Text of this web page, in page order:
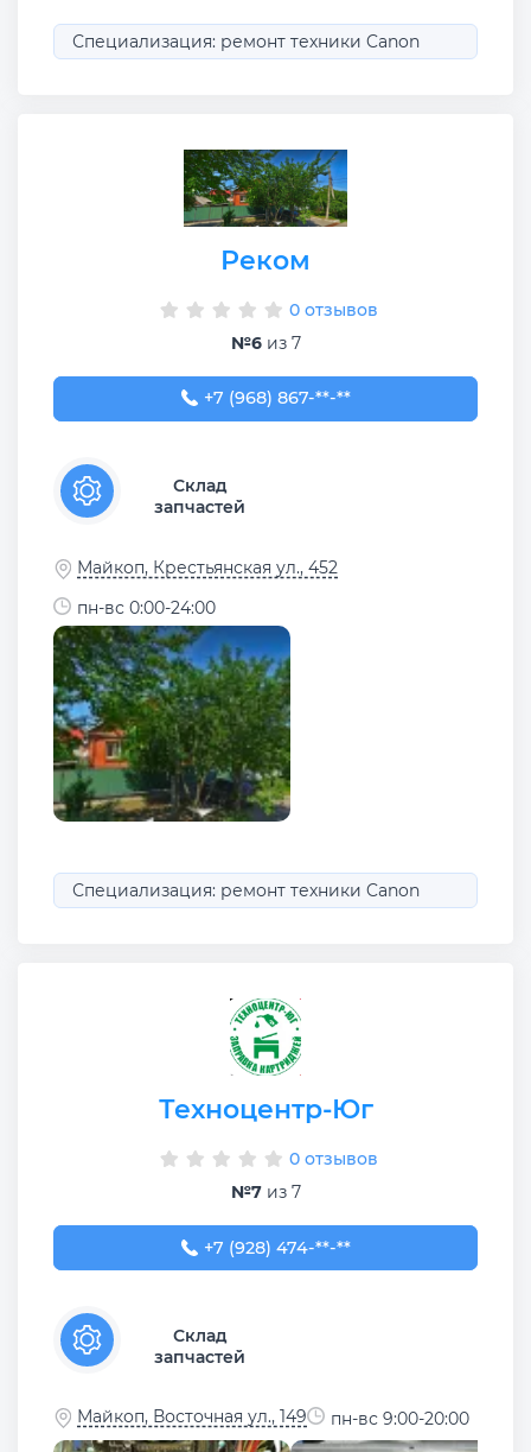
Специализация: ремонт техники Canon
Реком
0 отзывов
№6из 7
+7 (968) 867-67-93
+7 (968) 867-**-**
Склад
запчастей
Майкоп, Крестьянская ул., 452
пн-вс 0:00-24:00
Специализация: ремонт техники Canon
Техноцентр-Юг
0 отзывов
№7из 7
+7 (928) 474-04-04
+7 (928) 474-**-**
Склад
запчастей
Майкоп, Восточная ул., 149 пн-вс 9:00-20:00